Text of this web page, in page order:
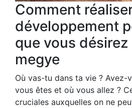
Comment
développement
que vous
megye
Où vas-tu dans ta vie ? Avez-
vous êtes et où vous allez ?
cruciales auxquelles on ne